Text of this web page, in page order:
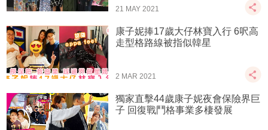
21 MAY 2021
康子妮捧17歲大仔林寶入行 6呎高
走型格路線被指似韓星
2 MAR 2021
獨家直擊44歲康子妮夜會保險界巨
子 回復戰鬥格事業多棲發展